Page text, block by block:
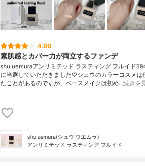
4.00
素肌感とカバー力が両立するファンデ
shu uemuraアンリミテッド ラスティング フルイド
に当選していただきました♡シュウのカラーコスメは
たことがあるのですが、ベースメイクは初め…続きを
shu uemura(シュウ ウエムラ)
アンリミテッド ラスティング フルイド